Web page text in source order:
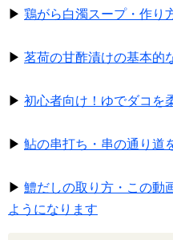
▶ 鶏がら白濁スープ・作り
▶ 茗荷の甘酢漬けの基本的
▶ 初心者向け！ゆでダコを
▶ 鮎の串打ち・串の通り道
▶ 鱧だしの取り方・この動
ようになります